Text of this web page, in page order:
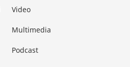
Video
Multimedia
Podcast